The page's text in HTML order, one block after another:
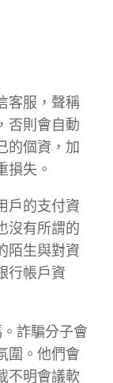
客服，聲稱
否則會自動
的個資，加
損失。
戶的支付資
沒有所謂的
陌生與對資
行帳戶資
詐騙分子會
圍。他們會
不明會議軟